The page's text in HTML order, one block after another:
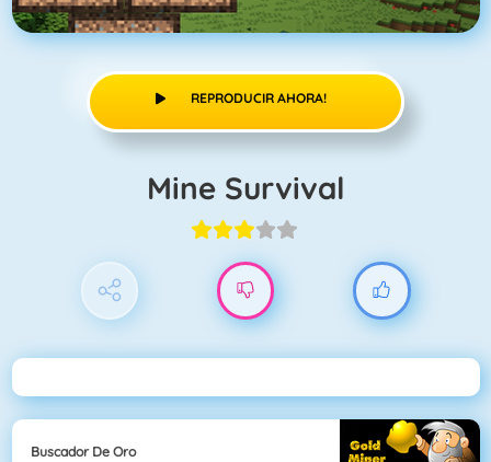
REPRODUCIR AHORA!
Mine Survival
Buscador De Oro